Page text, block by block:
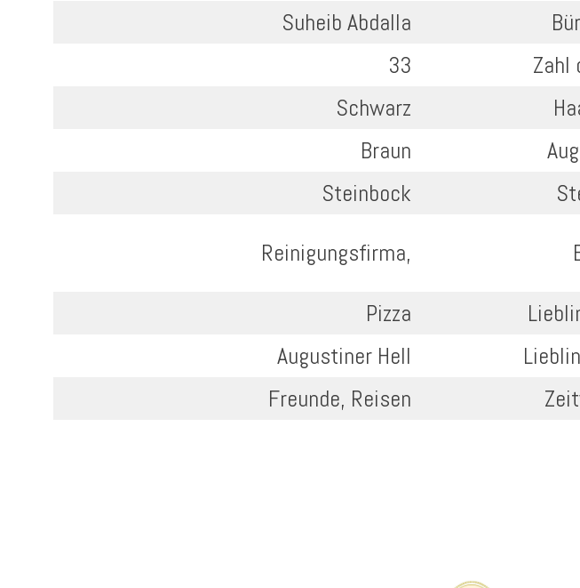
Suheib Abdalla
33
Zahl
Schwarz
Braun
Steinbock
Reinigungsfirma,
Pizza
Augustiner Hell
Freunde, Reisen